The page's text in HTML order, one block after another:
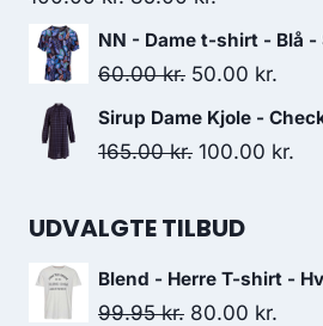
price
was:
price
is:
NN - Dame t-shirt - Blå -
60.00kr. Original
price
was:
50.00 kr.
price
is:
Sirup Dame Kjole -
165.00kr. Original
was:
100.00 kr.
UDVALGTE TILBUD
Blend - Herre T-shirt -
99.95kr. Original
80.00 kr.